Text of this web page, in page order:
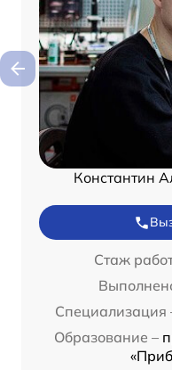
Константин
Стаж
Специализация
Образование –